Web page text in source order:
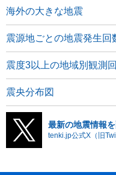
海外の大きな地震
震源地ごとの地震発生回
震度3以上の地域別観測
震央分布図
最新の地震情報
tenki.jp公式X（旧